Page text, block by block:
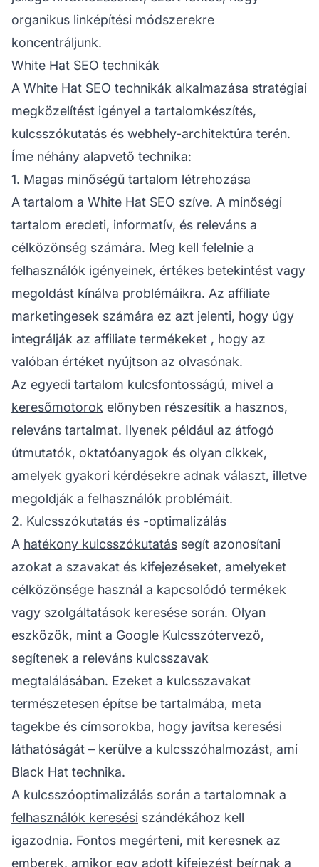
organikus linképítési módszerekre
koncentráljunk.
White Hat SEO technikák
A White Hat SEO technikák alkalmazása stratégiai
megközelítést igényel a tartalomkészítés,
kulcsszókutatás és webhely-architektúra terén.
Íme néhány alapvető technika:
1. Magas minőségű tartalom létrehozása
A tartalom a White Hat SEO szíve. A minőségi
tartalom eredeti, informatív, és releváns a
célközönség számára. Meg kell felelnie a
felhasználók igényeinek, értékes betekintést vagy
megoldást kínálva problémáikra. Az affiliate
marketingesek számára ez azt jelenti, hogy úgy
integrálják az affiliate termékeket , hogy az
valóban értéket nyújtson az olvasónak.
Az egyedi tartalom kulcsfontosságú, mivel a
keresőmotorok előnyben részesítik a hasznos,
releváns tartalmat. Ilyenek például az átfogó
útmutatók, oktatóanyagok és olyan cikkek,
amelyek gyakori kérdésekre adnak választ, illetve
megoldják a felhasználók problémáit.
2. Kulcsszókutatás és -optimalizálás
A hatékony kulcsszókutatás segít azonosítani
azokat a szavakat és kifejezéseket, amelyeket
célközönsége használ a kapcsolódó termékek
vagy szolgáltatások keresése során. Olyan
eszközök, mint a Google Kulcsszótervező,
segítenek a releváns kulcsszavak
megtalálásában. Ezeket a kulcsszavakat
természetesen építse be tartalmába, meta
tagekbe és címsorokba, hogy javítsa keresési
láthatóságát – kerülve a kulcsszóhalmozást, ami
Black Hat technika.
A kulcsszóoptimalizálás során a tartalomnak a
felhasználók keresési szándékához kell
igazodnia. Fontos megérteni, mit keresnek az
emberek, amikor egy adott kifejezést beírnak a